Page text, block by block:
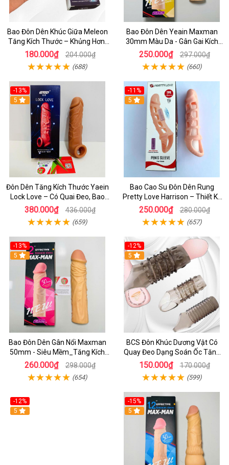
Bao Đôn Dên Khúc Giữa Meleon
Tăng Kích Thước – Khủng Hơn,
Chống Tuột
180.000₫ 204.000₫
(688)
Bao Đôn Dên Yeain Maxman
30mm Màu Da - Gân Gai Kích
Thích, Tăng Kích Thước Cực
Đỉnh
250.000₫ 297.000₫
(660)
-13%
5
Đôn Dên Tăng Kích Thước Yaein
Lock Love – Có Quai Đeo, Bao
Cao Su Giả Dương Vật Chính
Hãng
380.000₫ 436.000₫
(659)
-11%
5
Bao Cao Su Đôn Dên Rung
Pretty Love Harrison – Thiết Kế
Lưới Kích Thích Mạnh
250.000₫ 280.000₫
(657)
-13%
5
Bao Đôn Dên Gân Nổi Maxman
50mm - Siêu Mềm_Tăng Kích
Thước_Kéo Dài Cuộc Yêu
260.000₫ 298.000₫
(654)
-12%
5
BCS Đôn Khúc Dương Vật Có
Quay Đeo Dạng Soán Ốc Tăng
Khoái Cảm Cho Cặp Đôi
150.000₫ 170.000₫
(599)
-12%
5
-15%
5